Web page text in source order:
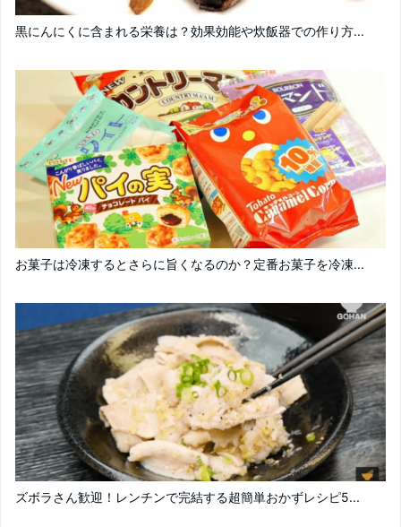
黒にんにくに含まれる栄養は？効果効能や炊飯器での作り方...
お菓子は冷凍するとさらに旨くなるのか？定番お菓子を冷凍...
ズボラさん歓迎！レンチンで完結する超簡単おかずレシピ5...